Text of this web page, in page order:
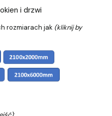
i drzwi
rozmiarach jak (kliknij by